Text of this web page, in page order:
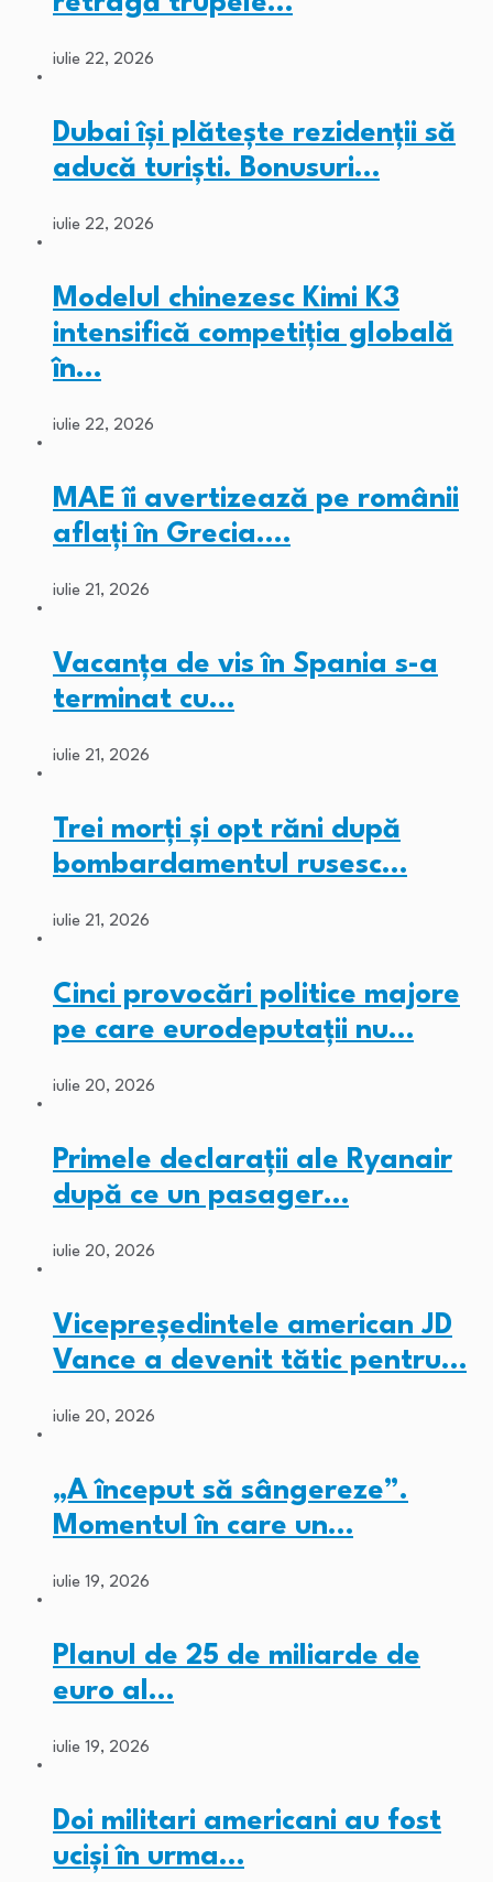
iulie 22, 2026
Dubai își plătește rezidenții să
aducă turiști. Bonusuri…
iulie 22, 2026
Modelul chinezesc Kimi K3
intensifică competiția globală
în…
iulie 22, 2026
MAE îi avertizează pe românii
aflați în Grecia.…
iulie 21, 2026
Vacanța de vis în Spania s-a
terminat cu…
iulie 21, 2026
Trei morți și opt răni după
bombardamentul rusesc…
iulie 21, 2026
Cinci provocări politice majore
pe care eurodeputații nu…
iulie 20, 2026
Primele declarații ale Ryanair
după ce un pasager…
iulie 20, 2026
Vicepreședintele american JD
Vance a devenit tătic pentru…
iulie 20, 2026
„A început să sângereze”.
Momentul în care un…
iulie 19, 2026
Planul de 25 de miliarde de
euro al…
iulie 19, 2026
Doi militari americani au fost
ucişi în urma…